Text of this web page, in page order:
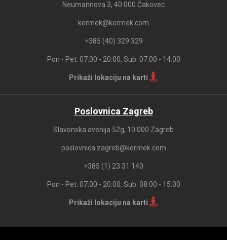
Neumannova 3, 40 000 Čakovec
kermek@kermek.com
+385 (40) 329 329
Pon - Pet: 07:00 - 20:00, Sub: 07:00 - 14:00
Prikaži lokaciju na karti
Poslovnica Zagreb
Slavonska avenija 52g, 10 000 Zagreb
poslovnica.zagreb@kermek.com
+385 (1) 23 31 140
Pon - Pet: 07:00 - 20:00, Sub: 08:00 - 15:00
Prikaži lokaciju na karti